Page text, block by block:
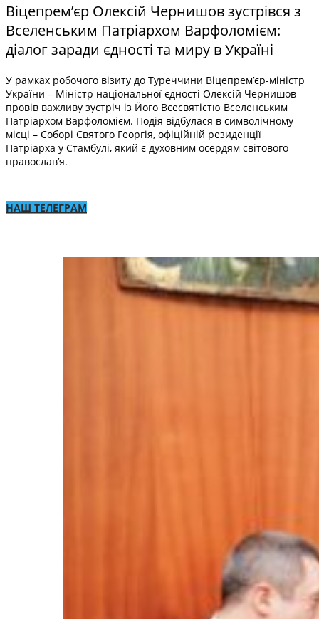
Віцепрем’єр Олексій Чернишов зустрівся з
Вселенським Патріархом Варфоломієм:
діалог заради єдності та миру в Україні
У рамках робочого візиту до Туреччини Віцепрем’єр-міністр
України – Міністр національної єдності Олексій Чернишов
провів важливу зустріч із Його Всесвятістю Вселенським
Патріархом Варфоломієм. Подія відбулася в символічному
місці – Соборі Святого Георгія, офіційній резиденції
Патріарха у Стамбулі, який є духовним осердям світового
православ’я.
НАШ ТЕЛЕГРАМ